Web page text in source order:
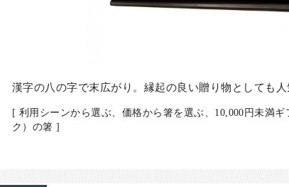
漢字の八の字で末広がり。縁起の良い贈り物としても
[ 利用シーンから選ぶ、価格から箸を選ぶ、10,000円未満
ク）の箸 ]